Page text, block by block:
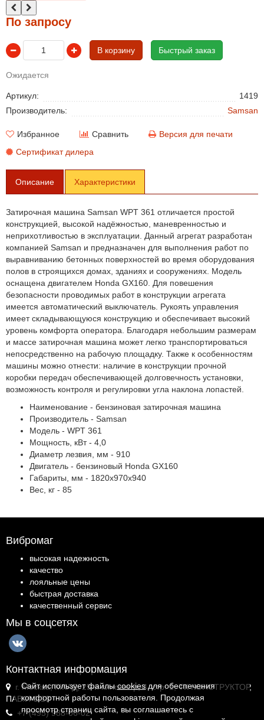
По запросу
В корзину Быстрый заказ
Ожидается
Артикул:
1419
Производитель:
Samsan
Избранное Сравнить
Версия для печати
Сертификат дилера
Описание Характеристики
Затирочная машина Samsan WPT 361 отличается простой
конструкцией, высокой надёжностью, маневренностью и
неприхотливостью в эксплуатации. Данный агрегат разработан
компанией Samsan и предназначен для выполнения работ по
выравниванию бетонных поверхностей во время оборудования
полов в строящихся домах, зданиях и сооружениях. Модель
оснащена двигателем Honda GX160. Для повешения
безопасности проводимых работ в конструкции агрегата
имеется автоматический выключатель. Рукоять управления
имеет складывающуюся конструкцию и обеспечивает высокий
уровень комфорта оператора. Благодаря небольшим размерам
и массе затирочная машина может легко транспортироваться
непосредственно на рабочую площадку. Также к особенностям
машины можно отнести: наличие в конструкции прочной
коробки передач обеспечивающей долговечность установки,
возможность контроля и регулировки угла наклона лопастей.
Наименование - бензиновая затирочная машина
Производитель - Samsan
Модель - WPT 361
Мощность, кВт - 4,0
Диаметр лезвия, мм - 910
Двигатель - бензиновый Honda GX160
Габариты, мм - 1820х970х940
Вес, кг - 85
Вибромаг
высокая надежность
качество
лояльные цены
быстрая доставка
качественный сервис
Мы в соцсетях
Контактная информация
г. Москва, МКАД, 25-й километр, 4, стр. 1, ТК КОНСТРУКТОР,
ПАВ.И-1.18
+7 (495) 988-06-02
Сайт использует файлыcookiesдля обеспечения
комфортной работы пользователя. Продолжая
просмотр страниц сайта, вы соглашаетесь с